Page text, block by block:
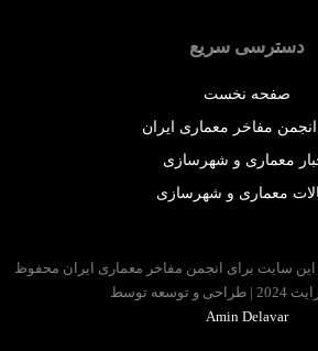
سریع
نخست
مفاخر معماری ایران
و شهرسازی
و شهرسازی
برای انجمن مفاخر معماری ایران محفوظ
Amin